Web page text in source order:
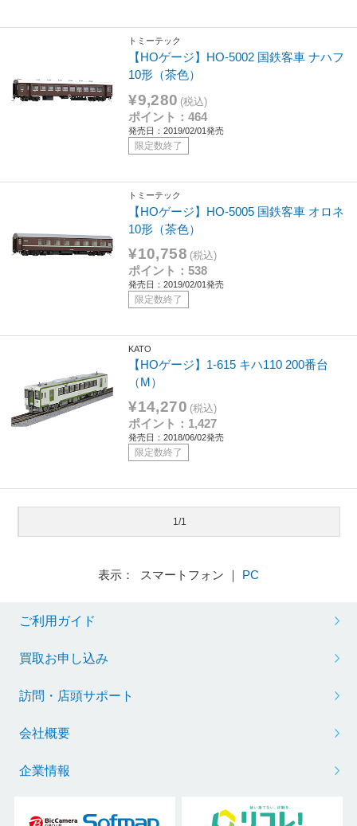
トミーテック
【HOゲージ】HO-5002 国鉄客車 ナハフ
10形（茶色）
¥9,280 (税込)
ポイント：464
発売日：2019/02/01発売
限定数終了
トミーテック
【HOゲージ】HO-5005 国鉄客車 オロネ
10形（茶色）
¥10,758 (税込)
ポイント：538
発売日：2019/02/01発売
限定数終了
KATO
【HOゲージ】1-615 キハ110 200番台
（M）
¥14,270 (税込)
ポイント：1,427
発売日：2018/06/02発売
限定数終了
1/1
表示： スマートフォン ｜ PC
ご利用ガイド
買取お申し込み
訪問・店頭サポート
会社概要
企業情報